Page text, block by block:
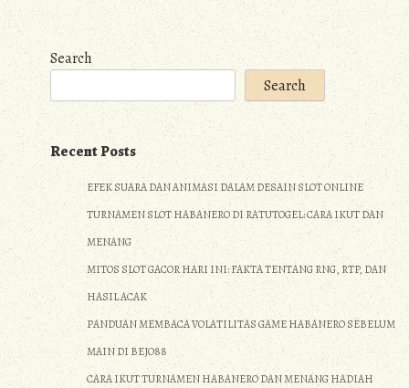
Search
Search
Recent Posts
EFEK SUARA DAN ANIMASI DALAM DESAIN SLOT ONLINE
TURNAMEN SLOT HABANERO DI RATUTOGEL: CARA IKUT DAN
MENANG
MITOS SLOT GACOR HARI INI: FAKTA TENTANG RNG, RTP, DAN
HASIL ACAK
PANDUAN MEMBACA VOLATILITAS GAME HABANERO SEBELUM
MAIN DI BEJO88
CARA IKUT TURNAMEN HABANERO DAN MENANG HADIAH